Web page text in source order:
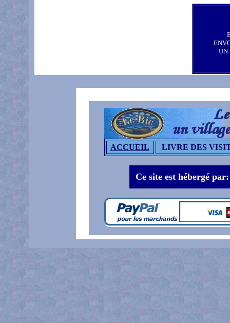
UN
ACCUEIL LIVRE DES
Ce site est hébergé par: